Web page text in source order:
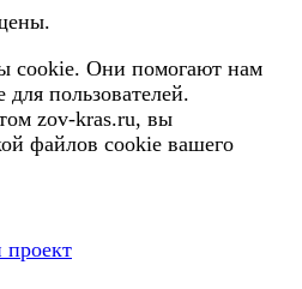
cookie. Они помогают нам
для пользователей.
zov-kras.ru, вы
файлов cookie вашего
проект